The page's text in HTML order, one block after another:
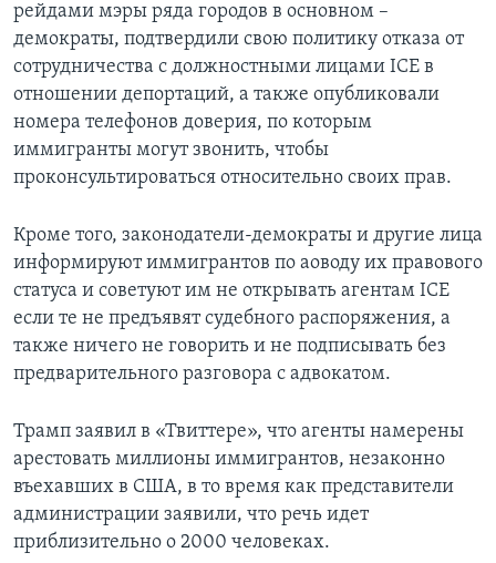
рейдами мэры ряда городов в основном –
демократы, подтвердили свою политику отказа от
сотрудничества с должностными лицами ICE в
отношении депортаций, а также опубликовали
номера телефонов доверия, по которым
иммигранты могут звонить, чтобы
проконсультироваться относительно своих прав.
Кроме того, законодатели-демократы и другие лица
информируют иммигрантов по аоводу их правового
статуса и советуют им не открывать агентам ICE
если те не предъявят судебного распоряжения, а
также ничего не говорить и не подписывать без
предварительного разговора с адвокатом.
Трамп заявил в «Твиттере», что агенты намерены
арестовать миллионы иммигрантов, незаконно
въехавших в США, в то время как представители
администрации заявили, что речь идет
приблизительно о 2000 человеках.